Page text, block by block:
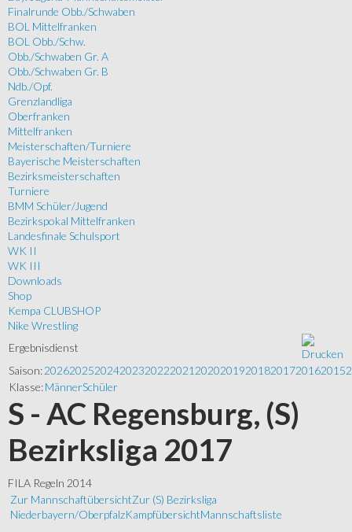
Finalrunde Obb./Schwaben
BOL Mittelfranken
BOL Obb./Schw.
Obb./Schwaben Gr. A
Obb./Schwaben Gr. B
Ndb./Opf.
Grenzlandliga
Oberfranken
Mittelfranken
Meisterschaften/Turniere
Bayerische Meisterschaften
Bezirksmeisterschaften
Turniere
BMM Schüler/Jugend
Bezirkspokal Mittelfranken
Landesfinale Schulsport
WK II
WK III
Downloads
Shop
Kempa CLUBSHOP
Nike Wrestling
Ergebnisdienst
Saison:202620252024202320222021 202020192018201720162015
Klasse:MännerSchüler
S - AC Regensburg, (S)
Bezirksliga 2017
FILA Regeln 2014
Zur MannschaftübersichtZur (S) Bezirksliga
Niederbayern/OberpfalzKampfübersichtMannschaftsliste